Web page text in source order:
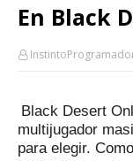
En Black
Black Desert
multijugador
para elegir.